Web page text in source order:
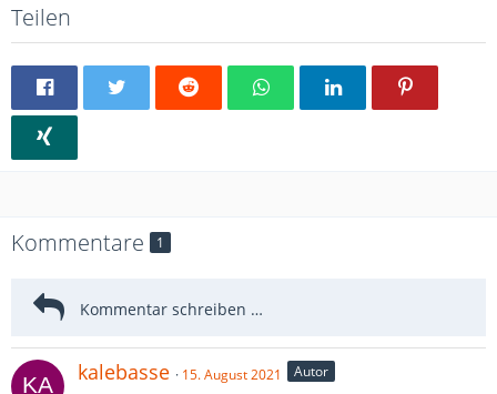
Teilen
Kommentare 1
kalebasse 15. August 2021 Autor